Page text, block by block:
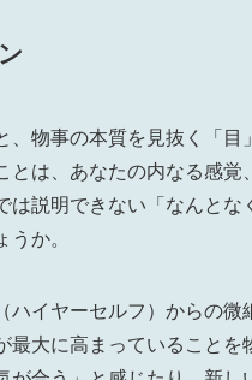
、物事の本質を見抜く「
とは、あなたの内なる感
は説明できない「なんと
うか。
ハイヤーセルフ）からの
大に高まっていることを